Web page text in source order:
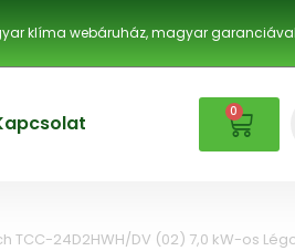
klíma webáruház, magyar
0
TCC-24D2HWH/DV (02) 7,0 kW-os